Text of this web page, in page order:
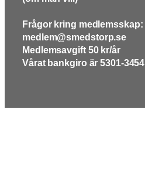
Frågor kring medlemsskap:
medlem@smedstorp.se
Medlemsavgift 50 kr/år
Vårat bankgiro är 5301-3454